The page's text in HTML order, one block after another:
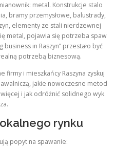
metal. Konstrukcje stalo
bramy przemysłowe, balustrady,
elementy ze stali nierdzewnej
metal, pojawia się potrzeba spaw
business in Raszyn” przestało być
potrzebą biznesową.
firmy i mieszkańcy Raszyna zyskuj
jakie nowoczesne metod
i jak odróżnić solidnego wyk
rynku
popyt na spawanie: